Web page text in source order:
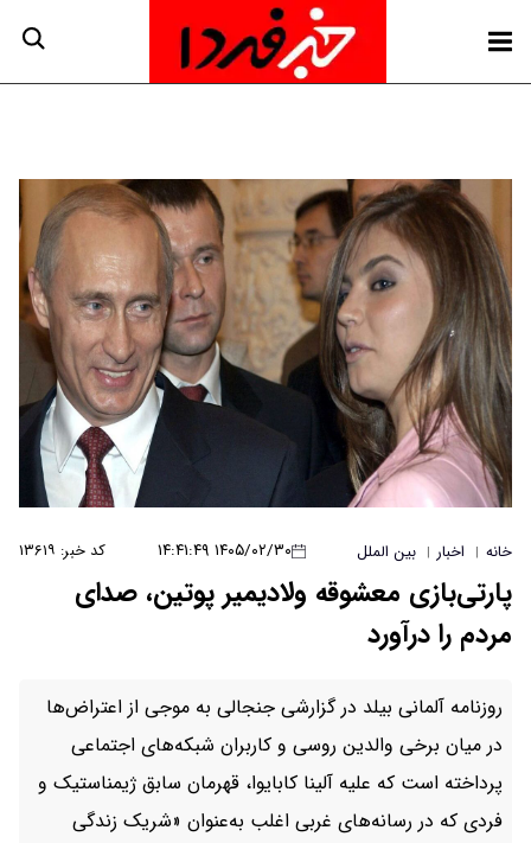
خانه | اخبار | بین الملل ۱۴۰۵/۰۲/۳۰ ۱۴:۴۱:۴۹ کد خبر: ۱۳۶۱۹
پارتی‌بازی معشوقه ولادیمیر پوتین، صدای
مردم را درآورد
روزنامه آلمانی بیلد در گزارشی جنجالی به موجی از اعتراض‌ها
در میان برخی والدین روسی و کاربران شبکه‌های اجتماعی
پرداخته است که علیه آلینا کابایوا، قهرمان سابق ژیمناستیک و
فردی که در رسانه‌های غربی اغلب به‌عنوان «شریک زندگی